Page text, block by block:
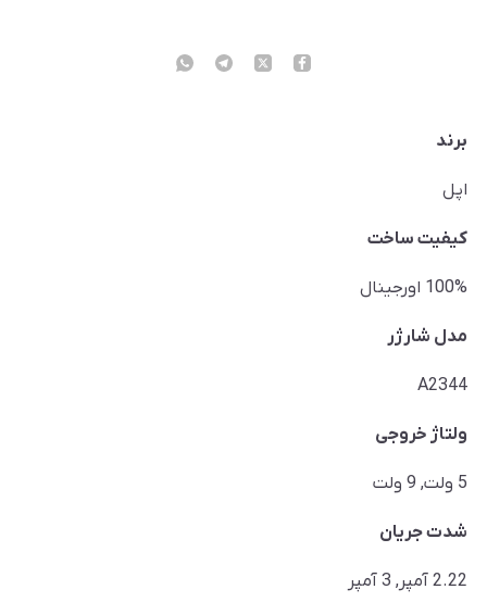
برند
اپل
کیفیت ساخت
100% اورجینال
مدل شارژر
A2344
ولتاژ خروجی
5 ولت, 9 ولت
شدت جریان
2.22 آمپر, 3 آمپر